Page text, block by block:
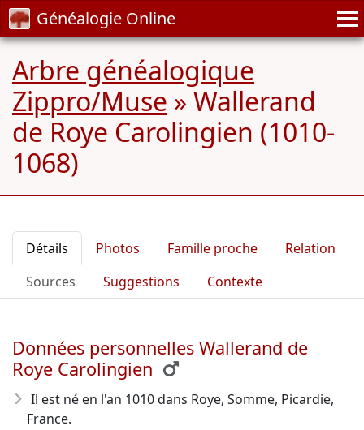
Généalogie Online
Arbre généalogique
Zippro/Muse » Wallerand
de Roye Carolingien (1010-
1068)
Détails Photos Famille proche
Relation
Sources
Suggestions Contexte
Données personnelles Wallerand de
Roye Carolingien
Il est né en l'an 1010dans Roye, Somme, Picardie,
France.